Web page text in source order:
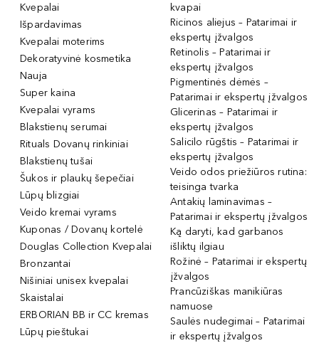
Kvepalai
Išpardavimas
Kvepalai moterims
Dekoratyvinė kosmetika
Nauja
Super kaina
Kvepalai vyrams
Blakstienų serumai
Rituals Dovanų rinkiniai
Blakstienų tušai
Šukos ir plaukų šepečiai
Lūpų blizgiai
Veido kremai vyrams
Kuponas / Dovanų kortelė
Douglas Collection Kvepalai
Bronzantai
Nišiniai unisex kvepalai
Skaistalai
ERBORIAN BB ir CC kremas
Lūpų pieštukai
kvapai
Ricinos aliejus – Patarimai ir
ekspertų įžvalgos
Retinolis – Patarimai ir
ekspertų įžvalgos
Pigmentinės dėmės –
Patarimai ir ekspertų įžvalgos
Glicerinas – Patarimai ir
ekspertų įžvalgos
Salicilo rūgštis – Patarimai ir
ekspertų įžvalgos
Veido odos priežiūros rutina:
teisinga tvarka
Antakių laminavimas –
Patarimai ir ekspertų įžvalgos
Ką daryti, kad garbanos
išliktų ilgiau
Rožinė – Patarimai ir ekspertų
įžvalgos
Prancūziškas manikiūras
namuose
Saulės nudegimai – Patarimai
ir ekspertų įžvalgos